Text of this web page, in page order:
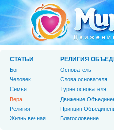
СТАТЬИ
Бог
Человек
Cемья
Вера
Религия
Жизнь вечная
РЕЛИГИЯ
Основатель
Слова основателя
Турне основателя
Движение
Принцип
Благословение